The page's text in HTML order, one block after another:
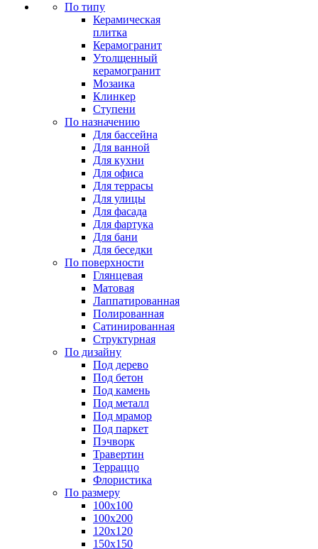
По типу
Керамическая
плитка
Керамогранит
Утолщенный
керамогранит
Мозаика
Клинкер
Ступени
По назначению
Для бассейна
Для ванной
Для кухни
Для офиса
Для террасы
Для улицы
Для фасада
Для фартука
Для бани
Для беседки
По поверхности
Глянцевая
Матовая
Лаппатированная
Полированная
Сатинированная
Структурная
По дизайну
Под дерево
Под бетон
Под камень
Под металл
Под мрамор
Под паркет
Пэчворк
Травертин
Терраццо
Флористика
По размеру
100х100
100х200
120х120
150х150